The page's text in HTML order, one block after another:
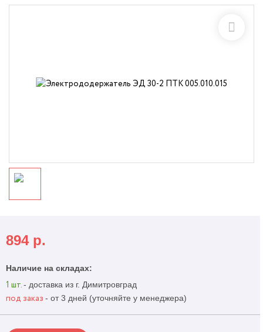
894р.
Наличие на складах:
1 шт. - доставка из г. Димитровград
под заказ - от 3 дней (уточняйте у менеджера)